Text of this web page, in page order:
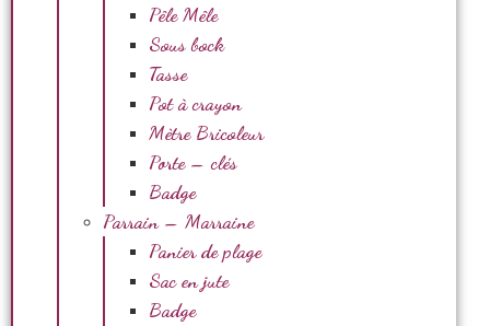
Pêle Mêle
Sous bock
Tasse
Pot à crayon
Mètre Bricoleur
Porte – clés
Badge
Parrain – Marraine
Panier de plage
Sac en jute
Badge